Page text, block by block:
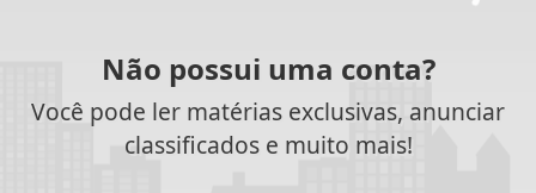
Não possui uma conta?
Você pode ler matérias exclusivas, anunciar
classificados e muito mais!